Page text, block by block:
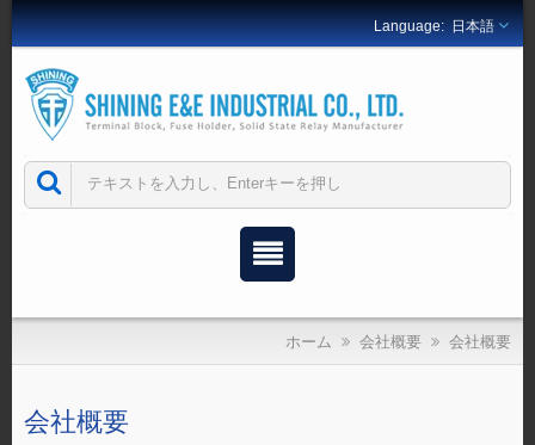
日本語
ホーム 会社概要 会社概要
会社概要